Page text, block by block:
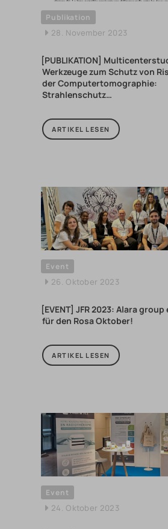
Publikation
28. November 2023
[PUBLIKATION]
Werkzeuge zum Schutz von
der Computertomographie:
Strahlenschutz…
ARTIKEL LESEN
Event
26. Oktober 2023
[EVENT] JFR 2023: Alara
für den Rosa Oktober!
ARTIKEL LESEN
Event
24. Oktober 2023